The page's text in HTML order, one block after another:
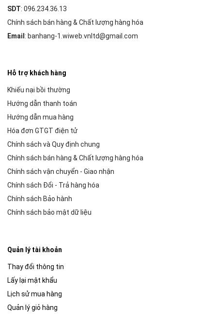
SDT: 096.234.36.13
Chính sách bán hàng & Chất lượng hàng hóa
Email : banhang-1.wiweb.vnltd@gmail.com
Hỗ trợ khách hàng
Khiếu nại bồi thường
Hướng dẫn thanh toán
Hướng dẫn mua hàng
Hóa đơn GTGT điện tử
Chính sách và Quy định chung
Chính sách bán hàng & Chất lượng hàng hóa
Chính sách vận chuyển - Giao nhận
Chính sách Đổi - Trả hàng hóa
Chính sách Bảo hành
Chính sách bảo mật dữ liệu
Quản lý tài khoản
Thay đổi thông tin
Lấy lại mật khẩu
Lịch sử mua hàng
Quản lý giỏ hàng